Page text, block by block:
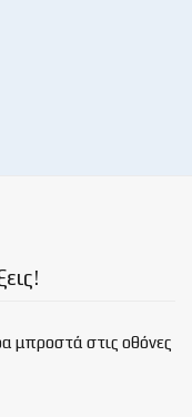
μπροστά στις οθόνες